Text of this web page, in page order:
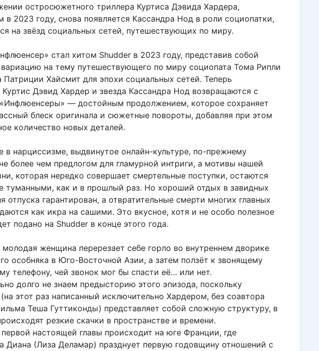
остросюжетного триллера Куртиса Дэвида Хардера,
2023 году, снова появляется Кассандра Нод в роли социопатки,
на звёзд социальных сетей, путешествующих по миру.
стал хитом Shudder в 2023 году, представив собой
на тему путешествующего по миру социопата Тома Рипли
Патриции Хайсмит для эпохи социальных сетей. Теперь
Дэвид Хардер и звезда Кассандра Нод возвращаются с
— достойным продолжением, которое сохраняет
блеск оригинала и сюжетные повороты, добавляя при этом
количество новых деталей.
в нарциссизме, выдвинутое онлайн-культуре, по-прежнему
более чем предлогом для гламурной интриги, а мотивы нашей
которая нередко совершает смертельные поступки, остаются
туманными, как и в прошлый раз. Но хороший отдых в завидных
отпуска гарантирован, а отвратительные смерти многих главных
как икра на сашими. Это вкусное, хотя и не особо полезное
подано на Shudder в конце этого года.
молодая женщина перерезает себе горло во внутреннем дворике
особняка в Юго-Восточной Азии, а затем ползёт к звонящему
телефону, чей звонок мог бы спасти её… или нет.
долго не знаем предысторию этого эпизода, поскольку
этот раз написанный исключительно Хардером, без соавтора
Теша Гуттиконды) представляет собой сложную структуру, в
резкие скачки в пространстве и времени.
настоящей главы происходит на юге Франции, где
Диана (Лиза Деламар) празднует первую годовщину отношений с